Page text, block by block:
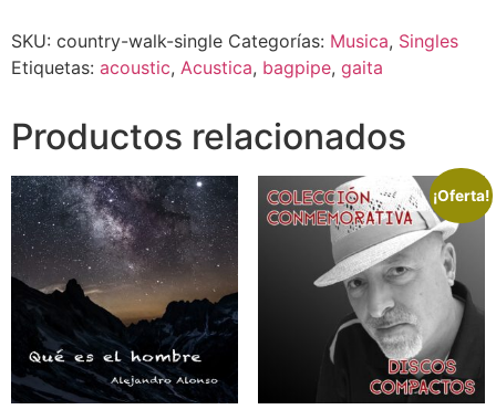
SKU: country-walk-single Categorías: Musica, Singles
Etiquetas: acoustic, Acustica, bagpipe, gaita
Productos relacionados
¡Oferta!